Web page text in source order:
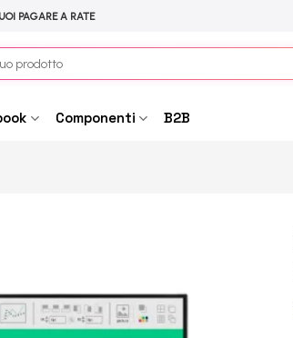
PAGARE A RATE
Componenti B2B